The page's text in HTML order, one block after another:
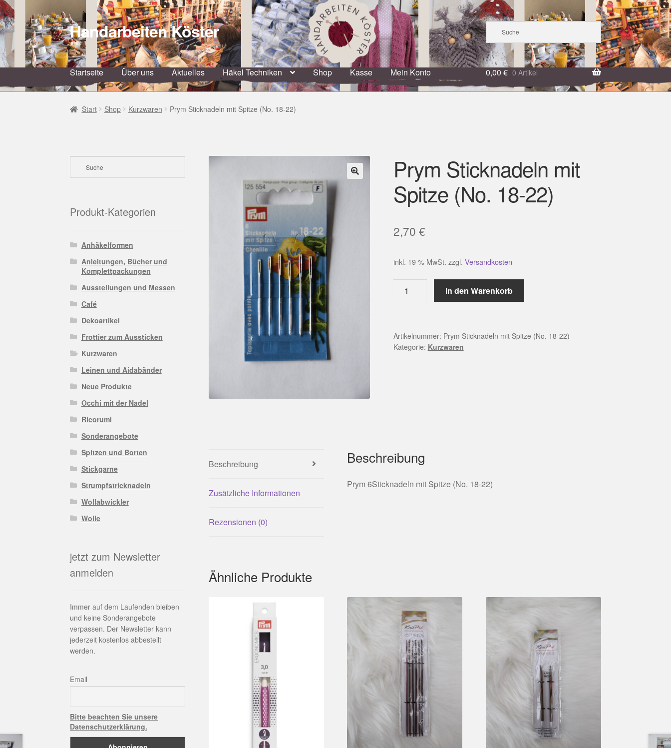
Zur
Navigation
springen
Zum
Inhalt
springen
Handarbeiten Köster
Startseite Über uns Aktuelles Häkel Techniken Shop Kasse Mein Konto 0,00 € 0 Artikel
Start Shop Kurzwaren Prym Sticknadeln mit Spitze (No. 18-22)
Prym Sticknadeln mit
Spitze (No. 18-22)
2,70 €
inkl. 19 % MwSt. zzgl. Versandkosten
Sticknadeln
(No.
18-
In den Warenkorb
Artikelnummer: Prym Sticknadeln mit Spitze (No. 18-22)
Kategorie: Kurzwaren
Beschreibung
Zusätzliche Informationen
Rezensionen (0)
Beschreibung
Prym 6Sticknadeln mit Spitze (No. 18-22)
Ähnliche Produkte
Produkt-Kategorien
Anhäkelformen
Anleitungen, Bücher und
Komplettpackungen
Ausstellungen und Messen
Café
Dekoartikel
Frottier zum Aussticken
Kurzwaren
Leinen und Aidabänder
Neue Produkte
Occhi mit der Nadel
Ricorumi
Sonderangebote
Spitzen und Borten
Stickgarne
Strumpfstricknadeln
Wollabwickler
Wolle
jetzt zum Newsletter
anmelden
Immer auf dem Laufenden bleiben
und keine Sonderangebote
verpassen. Der Newsletter kann
jederzeit kostenlos abbestellt
werden.
Email
Bitte beachten Sie unsere
Datenschutzerklärung.